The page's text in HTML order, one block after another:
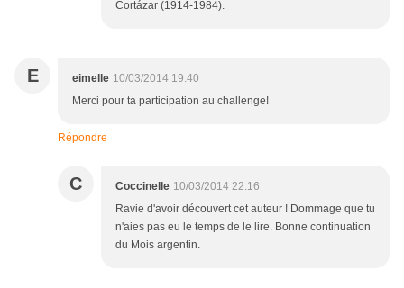
Cortázar (1914-1984).
E eimelle 10/03/2014 19:40
Merci pour ta participation au challenge!
Répondre
C Coccinelle 10/03/2014 22:16
Ravie d'avoir découvert cet auteur ! Dommage que tu
n'aies pas eu le temps de le lire. Bonne continuation
du Mois argentin.